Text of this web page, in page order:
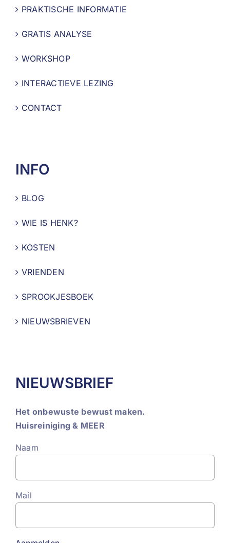
PRAKTISCHE INFORMATIE
GRATIS ANALYSE
WORKSHOP
INTERACTIEVE LEZING
CONTACT
INFO
BLOG
WIE IS HENK?
KOSTEN
VRIENDEN
SPROOKJESBOEK
NIEUWSBRIEVEN
NIEUWSBRIEF
Het onbewuste bewust maken.
Huisreiniging & MEER
Naam
Mail